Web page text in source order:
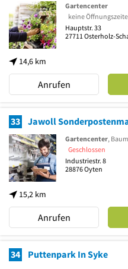
14,6 km
Gartencenter
keine
Hauptstr. 33
27711Osterholz-
Anrufen
33 Jawoll
15,2 km
Gartencenter,
Geschlossen
Industriestr. 8
28876Oyten
Anrufen
34 Puttenpark In Syke